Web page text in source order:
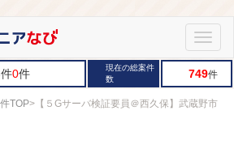
Toggle
0件
現在の総案件
数
749件
TOP> 【５Gサーバ検証要員＠西久保】武蔵野市